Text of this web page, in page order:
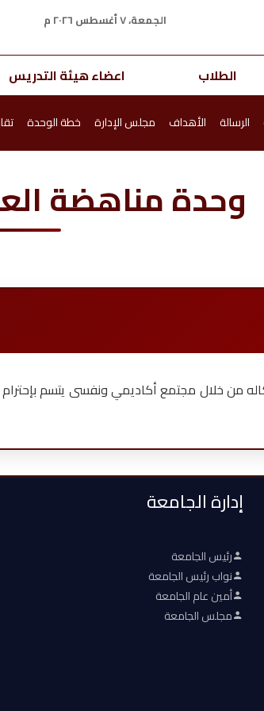
الجمعة، ٧ أغسطس ٢٠٢٦ م
الطلاب اعضاء هيئة التدريس
الرسالة الأهداف مجلس الإدارة خطة الوحدة
وحدة مناهضة
من خلال مجتمع أكاديمي ونفسى يتسم
إدارة الجامعة
رئيس الجامعة
نواب رئيس الجامعة
أمين عام الجامعة
مجلس الجامعة